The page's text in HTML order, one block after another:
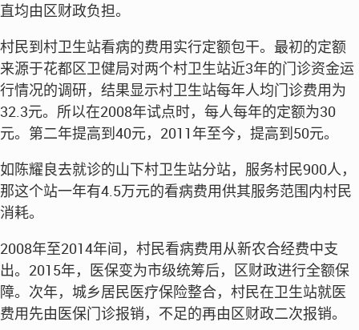
直均由区财政负担。
村民到村卫生站看病的费用实行定额包干。最初的定额
来源于花都区卫健局对两个村卫生站近3年的门诊资金运
行情况的调研，结果显示村卫生站每年人均门诊费用为
32.3元。所以在2008年试点时，每人每年的定额为30
元。第二年提高到40元，2011年至今，提高到50元。
如陈耀良去就诊的山下村卫生站分站，服务村民900人，
那这个站一年有4.5万元的看病费用供其服务范围内村民
消耗。
2008年至2014年间，村民看病费用从新农合经费中支
出。2015年，医保变为市级统筹后，区财政进行全额保
障。次年，城乡居民医疗保险整合，村民在卫生站就医
费用先由医保门诊报销，不足的再由区财政二次报销。